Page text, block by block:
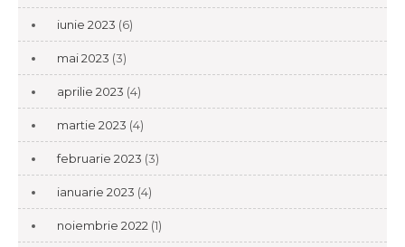
iunie 2023 (6)
mai 2023 (3)
aprilie 2023 (4)
martie 2023 (4)
februarie 2023 (3)
ianuarie 2023 (4)
noiembrie 2022 (1)